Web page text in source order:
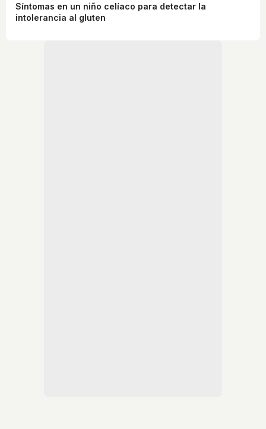
Síntomas en un niño celíaco para detectar la
intolerancia al gluten